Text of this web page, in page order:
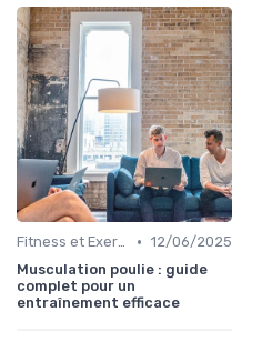
Fitness et Exercices • 12/06/2025
Musculation poulie : guide
complet pour un
entraînement efficace